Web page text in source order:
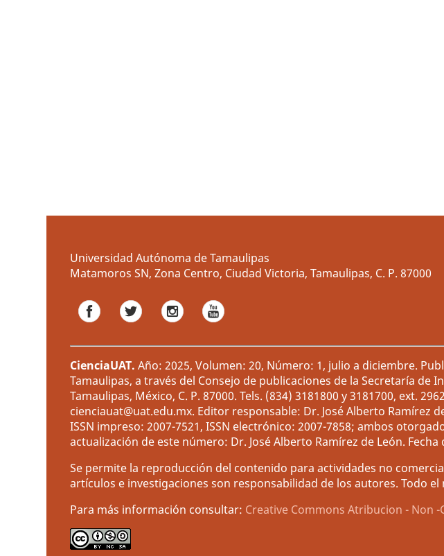
Universidad Autónoma de Tamaulipas
Matamoros SN, Zona Centro, Ciudad Victoria, Tamaulipas, C. P. 87000
CienciaUAT. Año: 2025, Volumen: 20, Número: 1, julio a diciembre.
Tamaulipas, a través del Consejo de publicaciones de la Secretaría
Tamaulipas, México, C. P. 87000. Tels. (834) 3181800 y 3181700, ext.
cienciauat@uat.edu.mx. Editor responsable: Dr. José Alberto Ramírez
ISSN impreso: 2007-7521, ISSN electrónico: 2007-7858; ambos
actualización de este número: Dr. José Alberto Ramírez de León.
Se permite la reproducción del contenido para actividades no
artículos e investigaciones son responsabilidad de los autores. Todo
Para más información consultar: Creative Commons Atribucion - Non